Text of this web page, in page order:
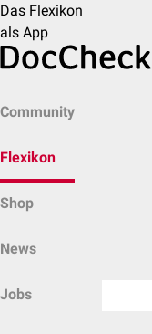
Das Flexikon
als App
Community
Flexikon
Shop
News
Jobs